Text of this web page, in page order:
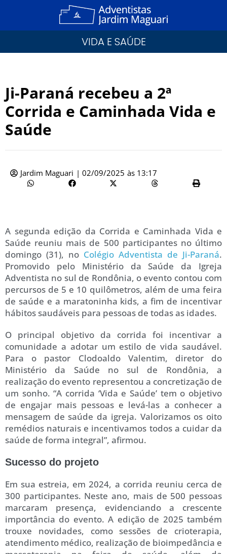
VIDA E SAÚDE
Ji-Paraná recebeu a 2ª
Corrida e Caminhada Vida e
Saúde
Jardim Maguari | 02/09/2025 às 13:17
A segunda edição da Corrida e Caminhada Vida e
Saúde reuniu mais de 500 participantes no último
domingo (31), no Colégio Adventista de Ji-Paraná.
Promovido pelo Ministério da Saúde da Igreja
Adventista no sul de Rondônia, o evento contou com
percursos de 5 e 10 quilômetros, além de uma feira
de saúde e a maratoninha kids, a fim de incentivar
hábitos saudáveis para pessoas de todas as idades.
O principal objetivo da corrida foi incentivar a
comunidade a adotar um estilo de vida saudável.
Para o pastor Clodoaldo Valentim, diretor do
Ministério da Saúde no sul de Rondônia, a
realização do evento representou a concretização de
um sonho. “A corrida ‘Vida e Saúde’ tem o objetivo
de engajar mais pessoas e levá-las a conhecer a
mensagem de saúde da igreja. Valorizamos os oito
remédios naturais e incentivamos todos a cuidar da
saúde de forma integral”, afirmou.
Sucesso do projeto
Em sua estreia, em 2024, a corrida reuniu cerca de
300 participantes. Neste ano, mais de 500 pessoas
marcaram presença, evidenciando a crescente
importância do evento. A edição de 2025 também
trouxe novidades, como sessões de crioterapia,
atendimento médico, realização de bioimpedância e